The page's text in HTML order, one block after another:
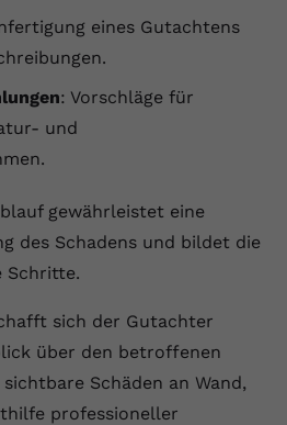
eines Gutachtens
: Vorschläge für
und
gewährleistet eine
des Schadens und bildet die
Schritte.
sich der Gutachter
über den betroffenen
Schäden an Wand,
professioneller